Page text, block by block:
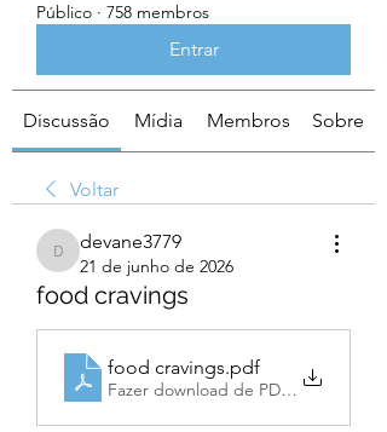
Público · 758 membros
Entrar
Discussão Mídia Membros Sobre
Voltar
devane3779
devane3779
21 de junho de 2026
food cravings
food cravings.pdf
Fazer download de PDF • 372KB